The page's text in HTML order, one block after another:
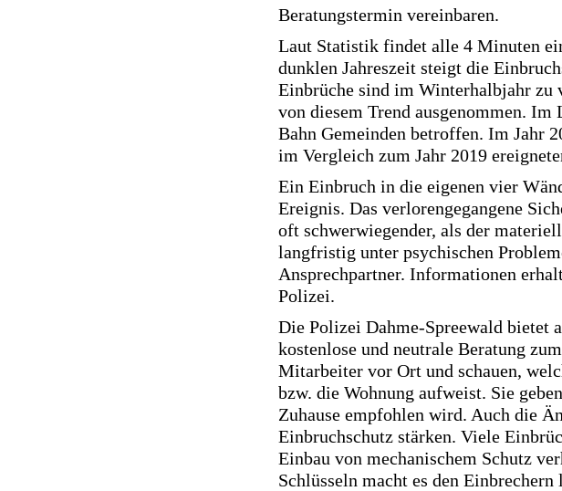
Beratungstermin vereinbaren.
Laut Statistik findet alle 4 Minuten
dunklen Jahreszeit steigt die
Einbrüche sind im Winterhalbjahr zu
von diesem Trend ausgenommen. Im
Bahn Gemeinden betroffen. Im Jahr
im Vergleich zum Jahr 2019
Ein Einbruch in die eigenen vier
Ereignis. Das verlorengegangene
oft schwerwiegender, als der
langfristig unter psychischen
Ansprechpartner. Informationen
Polizei.
Die Polizei Dahme-Spreewald bietet
kostenlose und neutrale Beratung
Mitarbeiter vor Ort und schauen,
bzw. die Wohnung aufweist. Sie
Zuhause empfohlen wird. Auch die
Einbruchschutz stärken. Viele
Einbau von mechanischem Schutz
Schlüsseln macht es den